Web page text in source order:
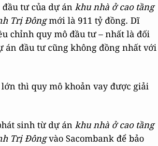
đầu tư của dự án khu nhà ở cao tầng
Trị Đôngmới là 911 tỷ đồng. Dĩ
chỉnh quy mô đầu tư – nhất là đối
án đầu tư cũng không đồng nhất với
thì quy mô khoản vay được giải
sinh từ dự án khu nhà ở cao tầng
Trị Đôngvào Sacombank để bảo